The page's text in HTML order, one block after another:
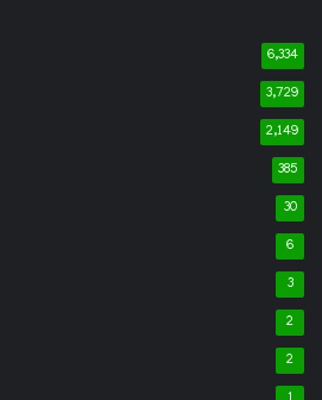
6,334
3,729
2,149
385
30
6
3
2
2